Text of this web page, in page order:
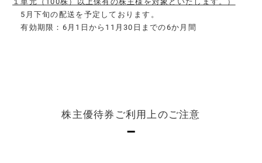
5月下旬の配送を予定しております。
有効期限：6月1日から11月30日までの6か月間
株主優待券ご利用上のご注意